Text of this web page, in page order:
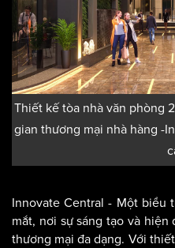
Thiết kế tòa nhà văn phòng
gian thương mại nhà hàng -
Innovate Central - Một biểu
mắt, nơi sự sáng tạo và
thương mại đa dạng. Với